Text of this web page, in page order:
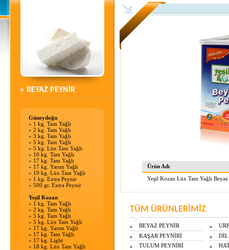
» BEYAZ PEYNİR
Güneydoğu
»1 kg. Tam Yağlı
»2 kg. Tam Yağlı
»3 kg. Tam Yağlı
»5 kg. Tam Yağlı
»5 kg. Lüx Tam Yağlı
»10 kg. Tam Yağlı
»17 kg. Tam Yağlı
»17 kg. Yarım Yağlı
»19 kg. Lüx Tam Yağlı
»1 kg. Extra Peynir
»500 gr. Extra Peynir
Yeşil Kozan
» 1 kg. Tam Yağlı
» 2 kg. Tam Yağlı
» 5 kg. Tam Yağlı
» 5 kg. Lüx Tam Yağlı
» 17 kg. Yarım Yağlı
» 17 kg. Tam Yağlı
» 17 kg. Light
» 18 kg. Lüx Tam Yağlı
Ürün Adı
Yeşil Kozan Lüx Tam Yağlı
TÜM ÜRÜNLERİMİZ
» BEYAZ PEYNİR
» KAŞAR PEYNİRİ
» TULUM PEYNİRİ
»
» DİL
»